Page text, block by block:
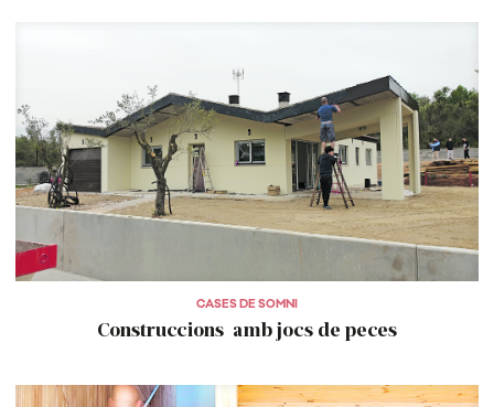
CASES DE SOMNI
Construccions amb jocs de peces